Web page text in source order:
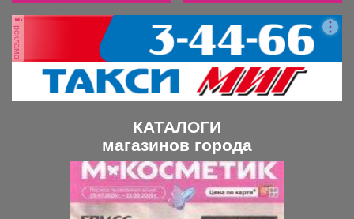
реклама
КАТАЛОГИ
магазинов города